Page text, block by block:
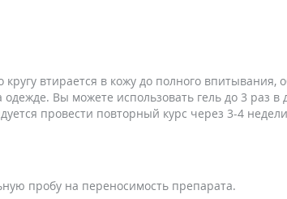
втирается в кожу до полного впитывания,
Вы можете использовать гель до 3 раз в
провести повторный курс через 3-4
пробу на переносимость препарата.